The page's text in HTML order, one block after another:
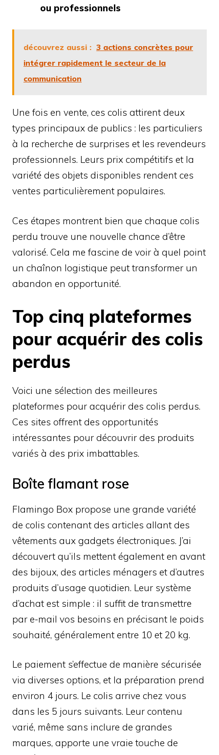
ou professionnels
découvrez aussi : 3 actions concrètes pour
intégrer rapidement le secteur de la
communication
Une fois en vente, ces colis attirent deux
types principaux de publics : les particuliers
à la recherche de surprises et les revendeurs
professionnels. Leurs prix compétitifs et la
variété des objets disponibles rendent ces
ventes particulièrement populaires.
Ces étapes montrent bien que chaque colis
perdu trouve une nouvelle chance d’être
valorisé. Cela me fascine de voir à quel point
un chaînon logistique peut transformer un
abandon en opportunité.
Top cinq plateformes
pour acquérir des colis
perdus
Voici une sélection des meilleures
plateformes pour acquérir des colis perdus.
Ces sites offrent des opportunités
intéressantes pour découvrir des produits
variés à des prix imbattables.
Boîte flamant rose
Flamingo Box propose une grande variété
de colis contenant des articles allant des
vêtements aux gadgets électroniques. J’ai
découvert qu’ils mettent également en avant
des bijoux, des articles ménagers et d’autres
produits d’usage quotidien. Leur système
d’achat est simple : il suffit de transmettre
par e-mail vos besoins en précisant le poids
souhaité, généralement entre 10 et 20 kg.
Le paiement s’effectue de manière sécurisée
via diverses options, et la préparation prend
environ 4 jours. Le colis arrive chez vous
dans les 5 jours suivants. Leur contenu
varié, même sans inclure de grandes
marques, apporte une vraie touche de